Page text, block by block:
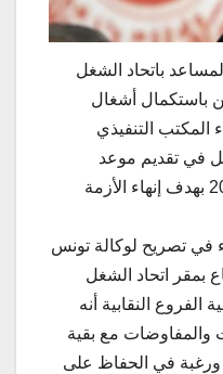
باتحاد الشغل
باستكمال أشغال
المكتب التنفيذي
في تقديم موعد
المؤتمر الوطني إلى جانفي 2026 بهدف إنهاء الأزمة
في تصريح لوكالة تونس
بمقر اتحاد الشغل
النقابية أنه
والمفاوضات مع بقية
ورغبة في الحفاظ على